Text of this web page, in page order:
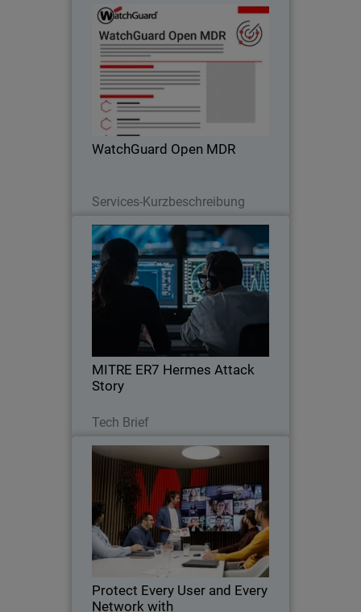
Thumbnail
WatchGuard Open MDR
Services-Kurzbeschreibung
WatchGuard Open MDR
Body
24/7 threat detection and response for
WatchGuard and third-party cloud
security tools to meet partners where
Thumbnail
MITRE ER7 Hermes Attack
Story
Tech Brief
MITRE ER7 Hermes Attack
Story
Body
Understand the 9-step Hermes attack in
MITRE ER7 and see how WatchGuard
identifies malicious actions amid
legitimate noise in Windows
environments.
Thumbnail
Protect Every User and Every
Network with
Protect Every User and Every
Network with Firebox+FireCloud
Body
With Firebox and FireCloud,
WatchGuard eliminates complexity and
closes gaps as networks extend to
cloud and hybrid environments